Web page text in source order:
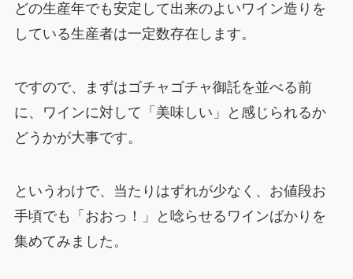
どの生産年でも安定して出来のよいワイン造りを
している生産者は一定数存在します。
ですので、まずはゴチャゴチャ御託を並べる前
に、ワインに対して「美味しい」と感じられるか
どうかが大事です。
というわけで、当たりはずれが少なく、お値段お
手頃でも「おおっ！」と唸らせるワインばかりを
集めてみました。